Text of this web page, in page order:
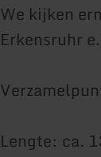
We kijken
Erkensruhr
Lengte: ca.